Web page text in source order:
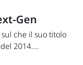
Gen
che il suo titolo
2014....